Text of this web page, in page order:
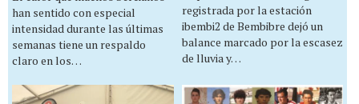
han sentido con especial
intensidad durante las últimas
semanas tiene un respaldo
claro en los…
registrada por la estación
ibembi2 de Bembibre dejó un
balance marcado por la escasez
de lluvia y…